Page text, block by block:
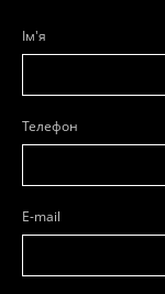
Ім'я
Телефон
E-mail